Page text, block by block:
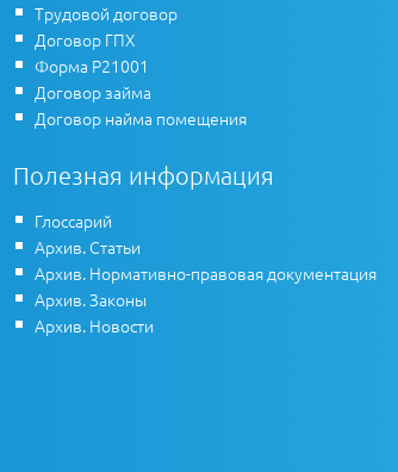
Трудовой договор
Договор ГПХ
Форма Р21001
Договор займа
Договор найма помещения
Полезная информация
Глоссарий
Архив. Статьи
Архив. Нормативно-правовая документация
Архив. Законы
Архив. Новости